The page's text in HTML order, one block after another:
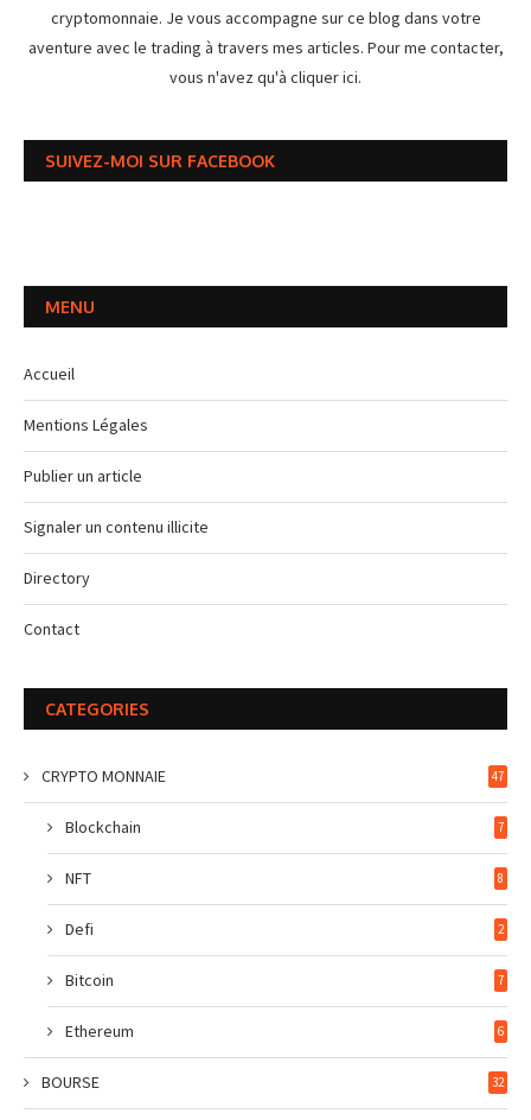
cryptomonnaie. Je vous accompagne sur ce blog dans votre
aventure avec le trading à travers mes articles. Pour me contacter,
vous n'avez qu'à cliquer ici.
SUIVEZ-MOI SUR FACEBOOK
MENU
Accueil
Mentions Légales
Publier un article
Signaler un contenu illicite
Directory
Contact
CATEGORIES
CRYPTO MONNAIE 47
Blockchain 7
NFT 8
Defi 2
Bitcoin 7
Ethereum 6
BOURSE 32